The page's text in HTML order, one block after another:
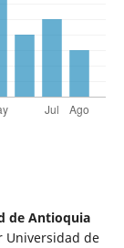
de Antioquia
Universidad de